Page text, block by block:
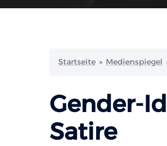
Startseite » Medienspiegel
Gender-
Satire